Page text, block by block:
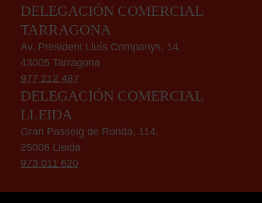
DELEGACIÓN COMERCIAL
TARRAGONA
Av. President Lluís Companys, 14.
43005 Tarragona
977 212 487
DELEGACIÓN COMERCIAL
LLEIDA
Gran Passeig de Ronda, 114.
25006 Lleida
973 011 620